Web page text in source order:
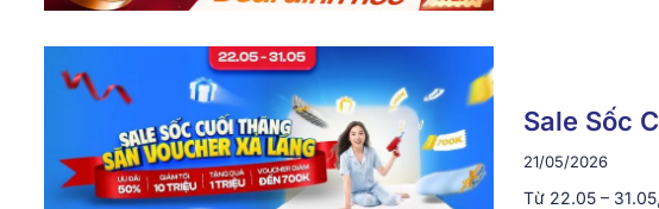
Sale Sốc
21/05/2026
Từ 22.05 –